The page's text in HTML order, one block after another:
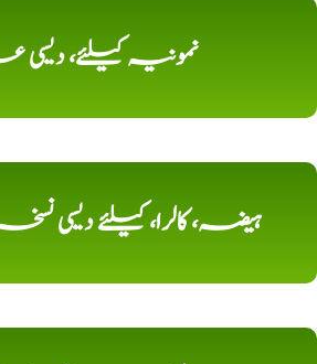
نمونیہ کیلئے، دیسی
ہیضہ، کالرا، کیلئے